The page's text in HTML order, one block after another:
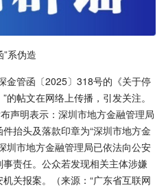
系伪造
金管函〔2025〕318号的《关于停
帖文在网络上传播，引发关注。
声明表示：深圳市地方金融管理局
抬头及落款印章为“深圳市地方金
圳市地方金融管理局已依法向公安
责任。公众若发现相关主体涉嫌
关报案。（来源：“广东省互联网